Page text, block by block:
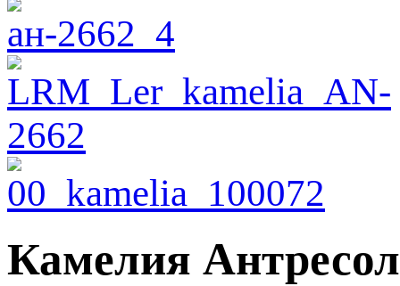
Камелия